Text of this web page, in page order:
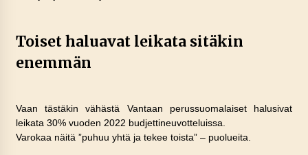
Toiset haluavat leikata sitäkin
enemmän
Vaan tästäkin vähästä Vantaan perussuomalaiset halusivat
leikata 30% vuoden 2022 budjettineuvotteluissa.
Varokaa näitä ”puhuu yhtä ja tekee toista” – puolueita.